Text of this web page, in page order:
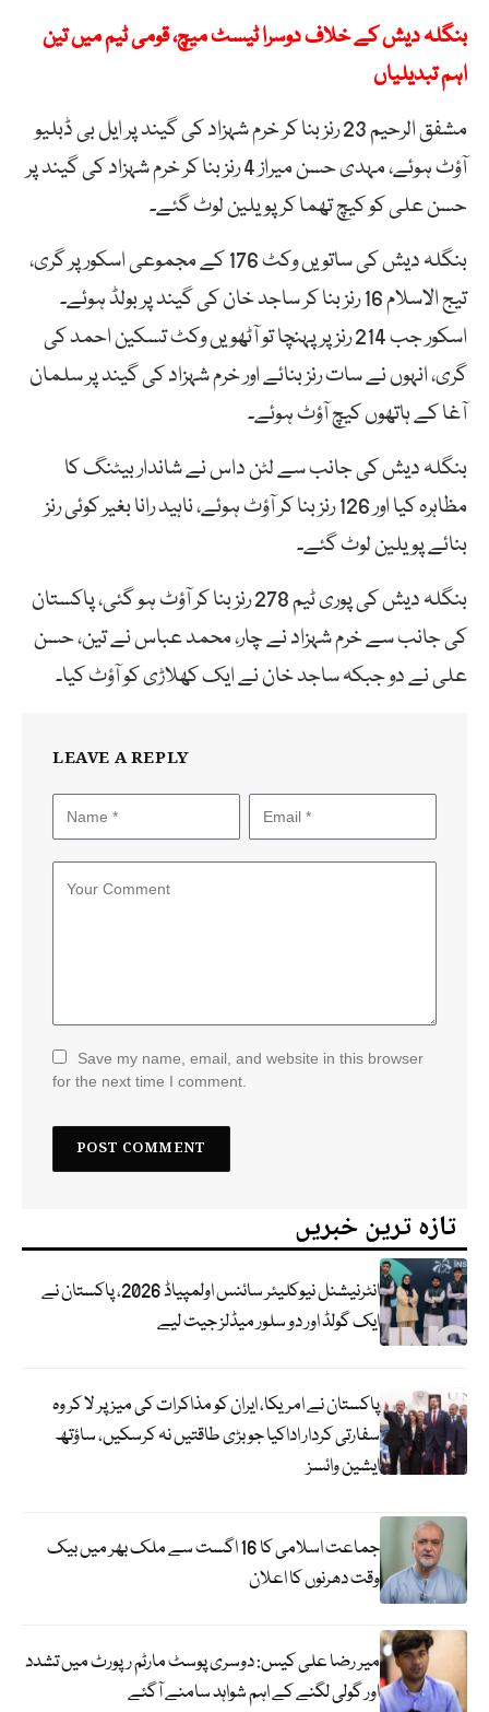
بنگلہ دیش کے خلاف دوسرا ٹیسٹ میچ، قومی ٹیم میں تین
اہم تبدیلیاں
مشفق الرحیم 23 رنز بنا کر خرم شہزاد کی گیند پر ایل بی ڈبلیو
آؤٹ ہوئے، مہدی حسن میراز 4 رنز بنا کر خرم شہزاد کی گیند پر
حسن علی کو کیچ تھما کر پویلین لوٹ گئے۔
بنگلہ دیش کی ساتویں وکٹ 176 کے مجموعی اسکور پر گری،
تیج الاسلام 16 رنز بنا کر ساجد خان کی گیند پر بولڈ ہوئے۔
اسکور جب 214 رنز پر پہنچا تو آٹھویں وکٹ تسکین احمد کی
گری، انہوں نے سات رنز بنائے اور خرم شہزاد کی گیند پر سلمان
آغا کے ہاتھوں کیچ آؤٹ ہوئے۔
بنگلہ دیش کی جانب سے لٹن داس نے شاندار بیٹنگ کا
مظاہرہ کیا اور 126 رنز بنا کر آؤٹ ہوئے، ناہید رانا بغیر کوئی رنز
بنائے پویلین لوٹ گئے۔
بنگلہ دیش کی پوری ٹیم 278 رنز بنا کر آؤٹ ہو گئی، پاکستان
کی جانب سے خرم شہزاد نے چار، محمد عباس نے تین، حسن
علی نے دو جبکہ ساجد خان نے ایک کھلاڑی کو آؤٹ کیا۔
LEAVE A REPLY
Save my name, email, and website in this browser
for the next time I comment.
تازہ ترین خبریں
انٹرنیشنل نیوکلیئر سائنس اولمپیاڈ 2026، پاکستان نے
ایک گولڈ اور دو سلور میڈلز جیت لیے
پاکستان نے امریکا، ایران کو مذاکرات کی میز پر لا کر وہ
سفارتی کردار اداکیا جو بڑی طاقتیں نہ کرسکیں، ساؤتھ
ایشین وائسز
جماعت اسلامی کا 16 اگست سے ملک بھر میں بیک
وقت دھرنوں کا اعلان
میر رضا علی کیس: دوسری پوسٹ مارٹم رپورٹ میں تشدد
اور گولی لگنے کے اہم شواہد سامنے آگئے